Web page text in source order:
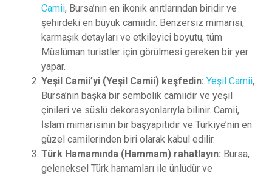
Camii, Bursa’nın en ikonik anıtlarından biridir ve
şehirdeki en büyük camiidir. Benzersiz mimarisi,
karmaşık detayları ve etkileyici boyutu, tüm
Müslüman turistler için görülmesi gereken bir yer
yapar.
Yeşil Camii’yi (Yeşil Camii) keşfedin: Yeşil Camii,
Bursa’nın başka bir sembolik camiidir ve yeşil
çinileri ve süslü dekorasyonlarıyla bilinir. Camii,
İslam mimarisinin bir başyapıtıdır ve Türkiye’nin en
güzel camilerinden biri olarak kabul edilir.
Türk Hamamında (Hammam) rahatlayın: Bursa,
geleneksel Türk hamamları ile ünlüdür ve